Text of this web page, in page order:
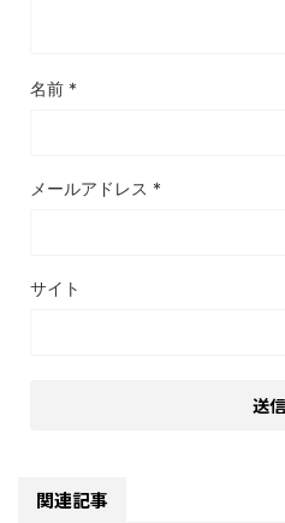
名前 *
メールアドレス *
サイト
関連記事